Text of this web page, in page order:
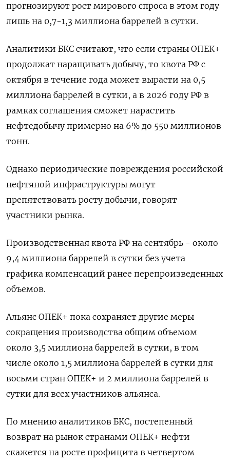
прогнозируют рост мирового спроса в этом году
лишь на 0,7-1,3 миллиона баррелей в сутки.
Аналитики БКС считают, что если страны ОПЕК+
продолжат наращивать добычу, то квота РФ с
октября в течение года может вырасти на 0,5
миллиона баррелей в сутки, а в 2026 году РФ в
рамках соглашения сможет нарастить
нефтедобычу примерно на 6% до 550 миллионов
тонн.
Однако периодические повреждения российской
нефтяной инфраструктуры могут
препятствовать росту добычи, говорят
участники рынка.
Производственная квота РФ на сентябрь - около
9,4 миллиона баррелей в сутки без учета
графика компенсаций ранее перепроизведенных
объемов.
Альянс ОПЕК+ пока сохраняет другие меры
сокращения производства общим объемом
около 3,5 миллиона баррелей в сутки, в том
числе около 1,5 миллиона баррелей в сутки для
восьми стран ОПЕК+ и 2 миллиона баррелей в
сутки для всех участников альянса.
По мнению аналитиков БКС, постепенный
возврат на рынок странами ОПЕК+ нефти
скажется на росте профицита в четвертом